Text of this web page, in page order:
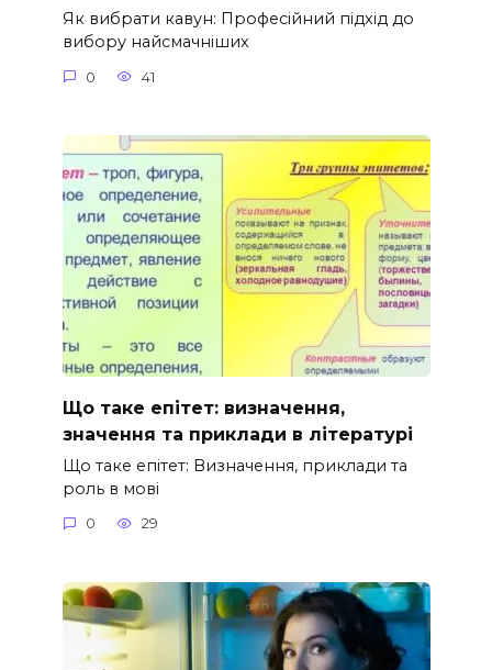
Як вибрати кавун: Професійний підхід до
вибору найсмачніших
0 41
Що таке епітет: визначення,
значення та приклади в літературі
Що таке епітет: Визначення, приклади та
роль в мові
0 29